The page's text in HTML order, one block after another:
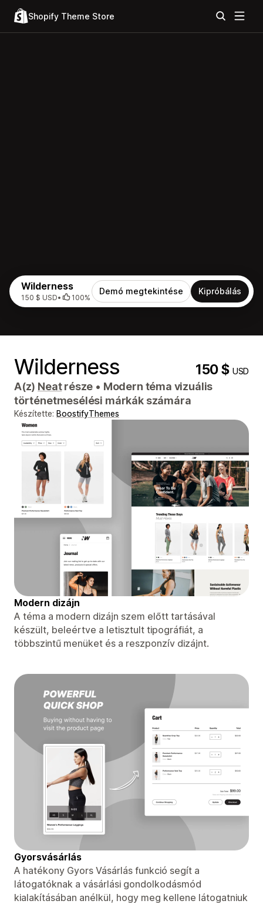
Shopify Theme Store
Wilderness
150 $ USD• 100%
Demó megtekintése Kipróbálás
Wilderness 150 $USD
A(z) Neatrésze • Modern téma vizuális
történetmesélési márkák számára
Készítette: BoostifyThemes
Modern dizájn
A téma a modern dizájn szem előtt tartásával
készült, beleértve a letisztult tipográfiát, a
többszintű menüket és a reszponzív dizájnt.
Gyorsvásárlás
A hatékony Gyors Vásárlás funkció segít a
látogatóknak a vásárlási gondolkodásmód
kialakításában anélkül, hogy meg kellene látogatniuk